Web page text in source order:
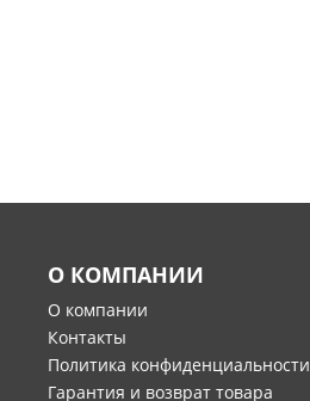
О КОМПАНИИ
О компании
Контакты
Политика конфиденциальности
Гарантия и возврат товара